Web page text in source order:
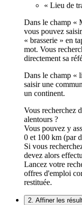
« Lieu de
Dans le champ «
vous pouvez
« brasserie » en
mot. Vous
directement sa
Dans le champ «
saisir une
un continent.
Vous recherchez
alentours ?
Vous pouvez y
0 et 100 km (par
Si vous
devez alors
Lancez votre
offres d'emploi
restituée.
2. Affiner les